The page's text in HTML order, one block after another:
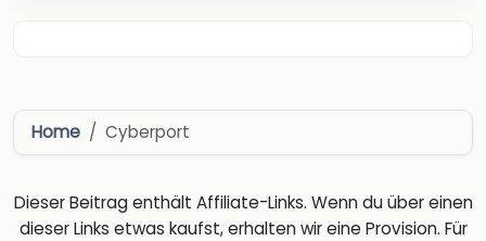
Home Cyberport
Dieser Beitrag enthält Affiliate-Links. Wenn du über einen
dieser Links etwas kaufst, erhalten wir eine Provision. Für